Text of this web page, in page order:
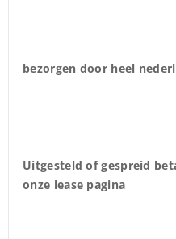
bezorgen door heel
Uitgesteld of gespreid
onze lease pagina